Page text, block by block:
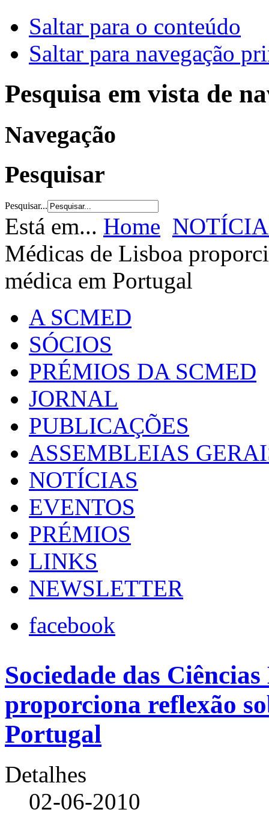
Saltar para o conteúdo
Saltar para navegação
Pesquisa em vista de
Navegação
Pesquisar
Pesquisar...
Está em... Home
Médicas de Lisboa
médica em Portugal
A SCMED
SÓCIOS
PRÉMIOS DA SCMED
JORNAL
PUBLICAÇÕES
ASSEMBLEIAS
NOTÍCIAS
EVENTOS
PRÉMIOS
LINKS
NEWSLETTER
facebook
Sociedade das
proporciona reflexão
Portugal
Detalhes
02-06-2010